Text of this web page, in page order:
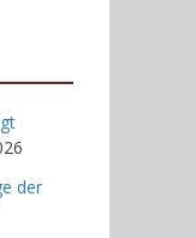
der